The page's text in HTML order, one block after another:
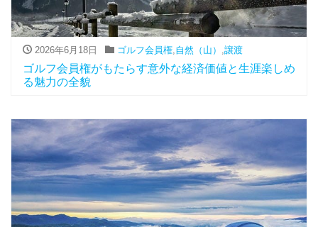
2026年6月18日 ゴルフ会員権,自然（山） ,譲渡
ゴルフ会員権がもたらす意外な経済価値と生涯楽しめ
る魅力の全貌